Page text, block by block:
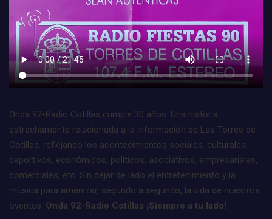
Onda 92-Radio Cotillas cumple 30 años. Una historia
estrechamente relacionada a la información de Las Torres de
Cotillas, reflejando los acontecimientos sociales, culturales,
deportivos, económicos, políticos, asociativos, empresariales,
comerciales, etc. Sin dejar de lado el entretenimiento y la
música para amenizar, segundo a segundo, la vida de nuestros
oyentes. Onda 92-Radio Cotillas ¡Siempre a tu lado!